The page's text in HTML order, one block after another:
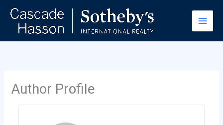
content
Author Profile